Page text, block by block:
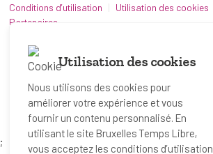
Conditions d’utilisation
Utilisation des cookies
Partenaires
Utilisation des cookies
Nous utilisons des cookies pour
améliorer votre expérience et vous
fournir un contenu personnalisé. En
utilisant le site Bruxelles Temps Libre,
vous acceptez les conditions d’utilisation
;